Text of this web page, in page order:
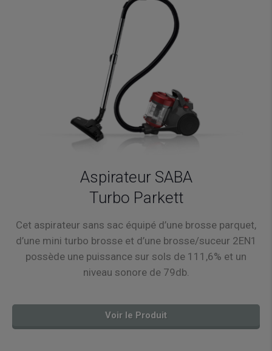
Aspirateur SABA
Turbo Parkett
Cet aspirateur sans sac équipé d’une brosse parquet,
d’une mini turbo brosse et d’une brosse/suceur 2EN1
possède une puissance sur sols de 111,6% et un
niveau sonore de 79db.
Voir le Produit